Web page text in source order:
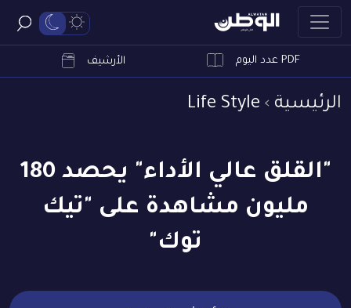
PDF عدد اليوم الأرشيف
الرئيسية Life Style
"القلق عالي الأداء" يحصد 180
مليون مشاهدة على "تيك
توك"